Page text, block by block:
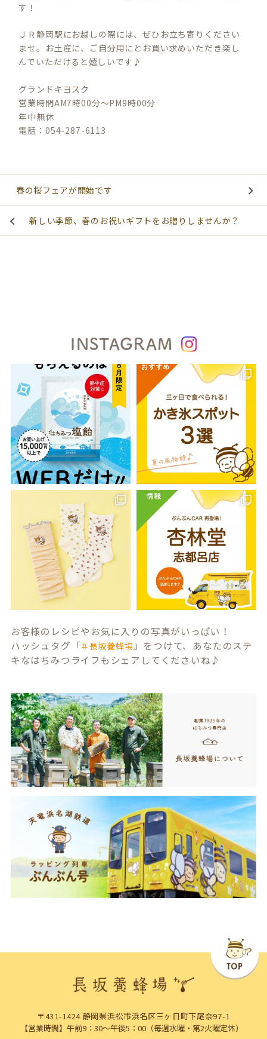
す！
ＪＲ静岡駅にお越しの際には、ぜひお立ち寄りください
ませ。お土産に、ご自分用にとお買い求めいただき楽し
んでいただけると嬉しいです♪
グランドキヨスク
営業時間AM7時00分～PM9時00分
年中無休
電話：054-287-6113
春の桜フェアが開始です
新しい季節、春のお祝いギフトをお贈りしませんか？
INSTAGRAM
お客様のレシピやお気に入りの写真がいっぱい！
ハッシュタグ「＃長坂養蜂場 」をつけて、あなたのステ
キなはちみつライフもシェアしてくださいね♪
〒431-1424 静岡県浜松市浜名区三ヶ日町下尾奈97-1
【営業時間】午前9：30～午後5：00（毎週水曜・第2火曜定休）